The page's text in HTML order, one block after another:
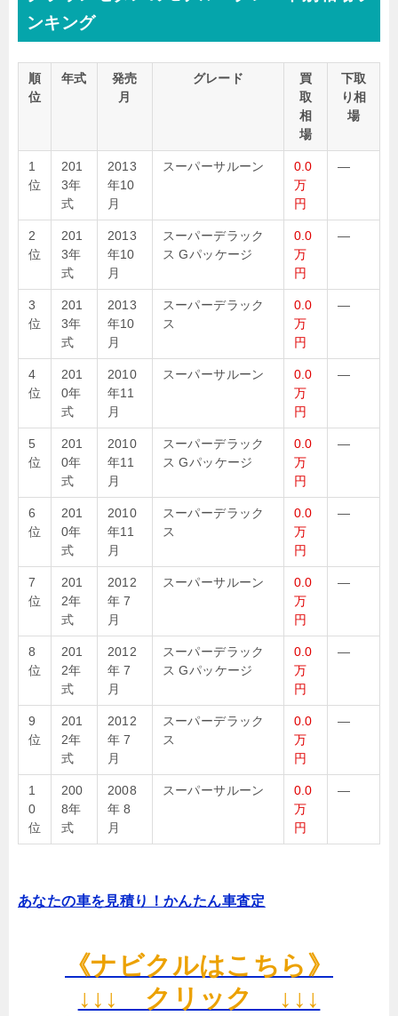
ンキング
順
位
年式
発売
月
グレード
買
取
相
場
下取
り相
場
1
位
201
3年
式
2013
年10
月
スーパーサルーン
0.0
万
円
—
2
位
201
3年
式
2013
年10
月
スーパーデラック
ス Gパッケージ
0.0
万
円
—
3
位
201
3年
式
2013
年10
月
スーパーデラック
ス
0.0
万
円
—
4
位
201
0年
式
2010
年11
月
スーパーサルーン
0.0
万
円
—
5
位
201
0年
式
2010
年11
月
スーパーデラック
ス Gパッケージ
0.0
万
円
—
6
位
201
0年
式
2010
年11
月
スーパーデラック
ス
0.0
万
円
—
7
位
201
2年
式
2012
年 7
月
スーパーサルーン
0.0
万
円
—
8
位
201
2年
式
2012
年 7
月
スーパーデラック
ス Gパッケージ
0.0
万
円
—
9
位
201
2年
式
2012
年 7
月
スーパーデラック
ス
0.0
万
円
—
1
0
位
200
8年
式
2008
年 8
月
スーパーサルーン
0.0
万
円
—
あなたの車を見積り！かんたん車査定
《ナビクルはこちら》
↓↓↓ クリック ↓↓↓